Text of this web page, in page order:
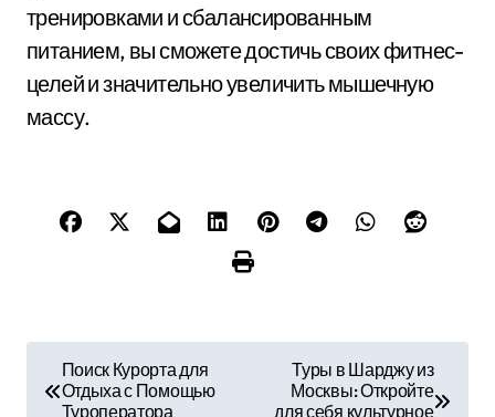
тренировками и сбалансированным
питанием, вы сможете достичь своих фитнес-
целей и значительно увеличить мышечную
массу.
Поиск Курорта для
Отдыха с Помощью
Туроператора
Туры в Шарджу из
Москвы: Откройте
для себя культурное